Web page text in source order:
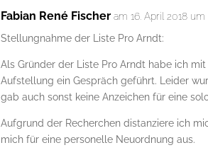
Fabian René Fischer am 16. April 2018 um
Stellungnahme der Liste Pro Arndt:
Als Gründer der Liste Pro Arndt habe ich
Aufstellung ein Gespräch geführt. Leider
gab auch sonst keine Anzeichen für eine
Aufgrund der Recherchen distanziere ich
mich für eine personelle Neuordnung aus.